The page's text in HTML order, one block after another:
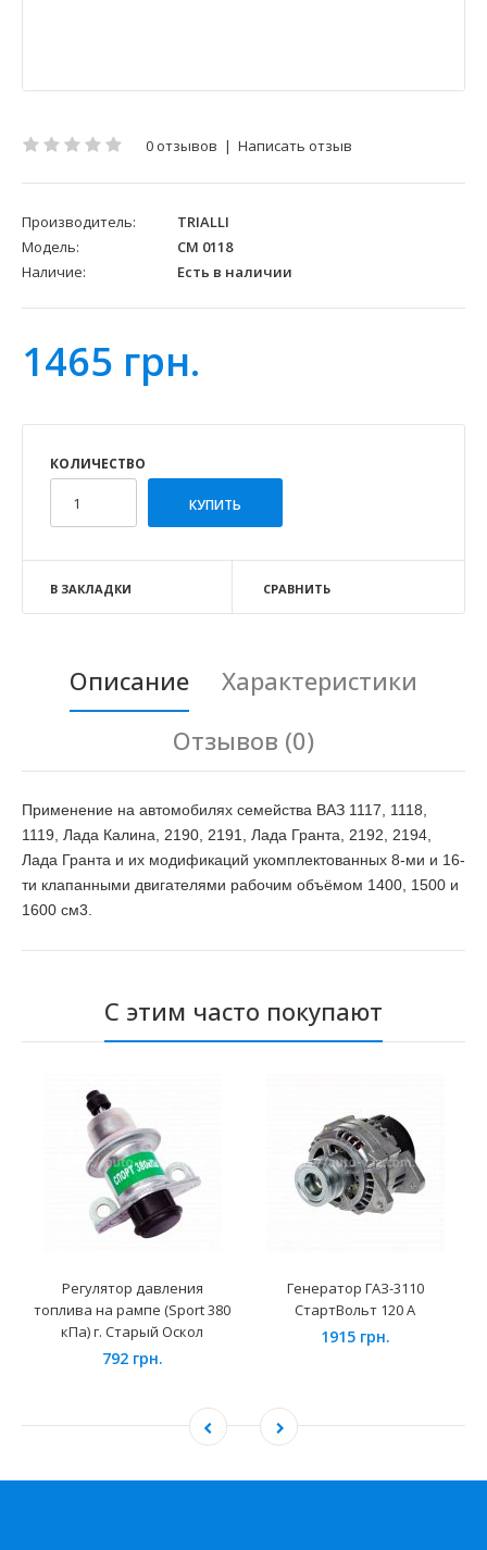
0 отзывов | Написать отзыв
Производитель:
TRIALLI
Модель:
CM 0118
Наличие:
Есть в наличии
1465 грн.
КОЛИЧЕСТВО
В ЗАКЛАДКИ СРАВНИТЬ
Описание
Характеристики
Отзывов (0)
Применение на автомобилях семейства ВАЗ 1117, 1118,
1119, Лада Калина, 2190, 2191, Лада Гранта, 2192, 2194,
Лада Гранта и их модификаций укомплектованных 8-ми и 16-
ти клапанными двигателями рабочим объёмом 1400, 1500 и
1600 см3
С этим часто покупают
Регулятор давления
топлива на рампе (Sport 380
кПа) г. Старый Оскол
792 грн.
Генератор ГАЗ-3110
СтартВольт 120 А
1915 грн.